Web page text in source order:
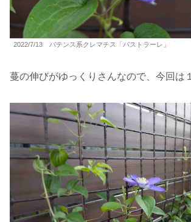
2022/7/13 パテンス系クレマチス「パストラーレ」
蔓の伸びがゆっくりさんなので、今回は